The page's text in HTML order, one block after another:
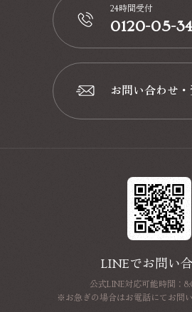
📞
24時間受付
0120-05-
📩
お問い合わせ
LINEでお問い
公式LINE対応可能時間：
※お急ぎの場合はお電話にてお問